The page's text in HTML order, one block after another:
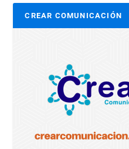
CREAR COMUNICACIÓN